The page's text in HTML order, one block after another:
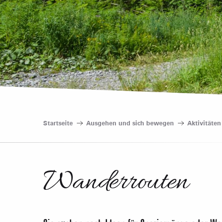
Startseite Ausgehen und sich bewegen Aktivitäten
Wanderrouten